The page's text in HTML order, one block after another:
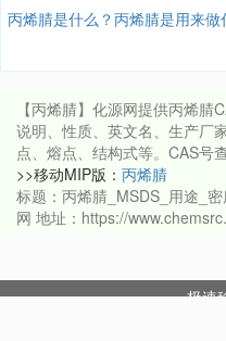
丙烯腈是什么？丙烯腈是用来做
【丙烯腈】化源网提供丙烯
说明、性质、英文名、生产厂
点、熔点、结构式等。CAS号
>>移动MIP版： 丙烯腈
标题：丙烯腈_MSDS_用途_
网 地址：https://
极速